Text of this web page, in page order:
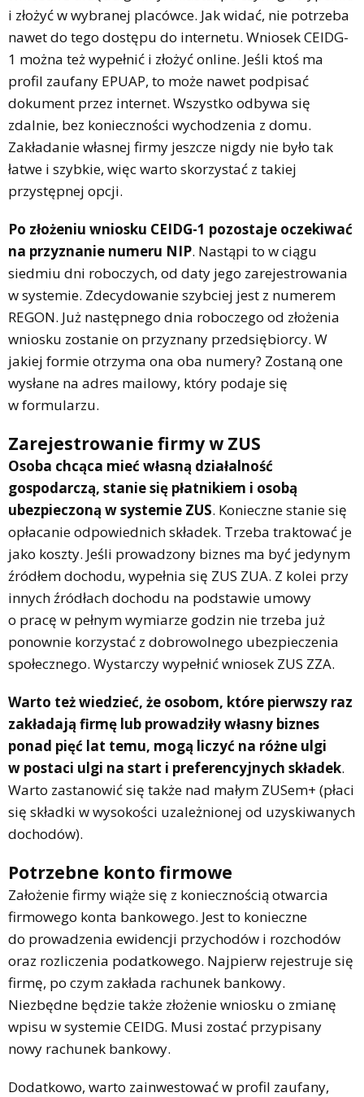
i złożyć w wybranej placówce. Jak widać, nie potrzeba
nawet do tego dostępu do internetu. Wniosek CEIDG-
1 można też wypełnić i złożyć online. Jeśli ktoś ma
profil zaufany EPUAP, to może nawet podpisać
dokument przez internet. Wszystko odbywa się
zdalnie, bez konieczności wychodzenia z domu.
Zakładanie własnej firmy jeszcze nigdy nie było tak
łatwe i szybkie, więc warto skorzystać z takiej
przystępnej opcji.
Po złożeniu wniosku CEIDG-1 pozostaje oczekiwać
na przyznanie numeru NIP. Nastąpi to w ciągu
siedmiu dni roboczych, od daty jego zarejestrowania
w systemie. Zdecydowanie szybciej jest z numerem
REGON. Już następnego dnia roboczego od złożenia
wniosku zostanie on przyznany przedsiębiorcy. W
jakiej formie otrzyma ona oba numery? Zostaną one
wysłane na adres mailowy, który podaje się
w formularzu.
Zarejestrowanie firmy w ZUS
Osoba chcąca mieć własną działalność
gospodarczą, stanie się płatnikiem i osobą
ubezpieczoną w systemie ZUS. Konieczne stanie się
opłacanie odpowiednich składek. Trzeba traktować je
jako koszty. Jeśli prowadzony biznes ma być jedynym
źródłem dochodu, wypełnia się ZUS ZUA. Z kolei przy
innych źródłach dochodu na podstawie umowy
o pracę w pełnym wymiarze godzin nie trzeba już
ponownie korzystać z dobrowolnego ubezpieczenia
społecznego. Wystarczy wypełnić wniosek ZUS ZZA.
Warto też wiedzieć, że osobom, które pierwszy raz
zakładają firmę lub prowadziły własny biznes
ponad pięć lat temu, mogą liczyć na różne ulgi
w postaci ulgi na start i preferencyjnych składek.
Warto zastanowić się także nad małym ZUSem+ (płaci
się składki w wysokości uzależnionej od uzyskiwanych
dochodów).
Potrzebne konto firmowe
Założenie firmy wiąże się z koniecznością otwarcia
firmowego konta bankowego. Jest to konieczne
do prowadzenia ewidencji przychodów i rozchodów
oraz rozliczenia podatkowego. Najpierw rejestruje się
firmę, po czym zakłada rachunek bankowy.
Niezbędne będzie także złożenie wniosku o zmianę
wpisu w systemie CEIDG. Musi zostać przypisany
nowy rachunek bankowy.
Dodatkowo, warto zainwestować w profil zaufany,